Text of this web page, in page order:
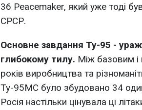
36 Peacemaker, який уже тоді
СРСР.
Основне завдання Ту-95 -
глибокому тилу. Між базовим
років виробництва та
Ту-95МС було збудовано 34
Росія настільки цінувала ці